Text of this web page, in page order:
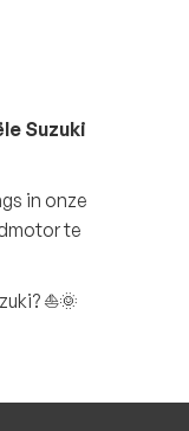
Suzuki
in onze
te
⛵🌞